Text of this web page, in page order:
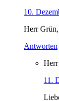
10.
Herr
Antworten
11.